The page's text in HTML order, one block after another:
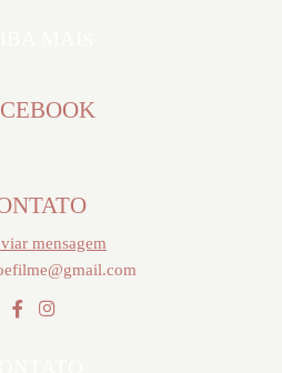
mensagem